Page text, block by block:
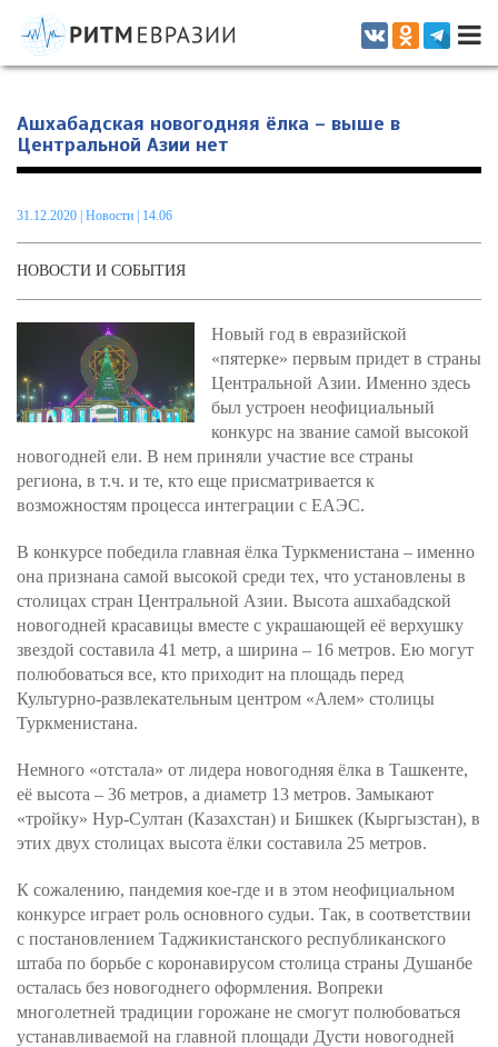
Информационно-аналитическое издание, посвященное актуальным
проблемам интеграции на постсоветском пространстве
Ашхабадская новогодняя ёлка – выше в
Центральной Азии нет
31.12.2020 Новости | 14.06
НОВОСТИ И СОБЫТИЯ
Новый год в евразийской
«пятерке» первым придет в страны
Центральной Азии. Именно здесь
был устроен неофициальный
конкурс на звание самой высокой
новогодней ели. В нем приняли участие все страны
региона, в т.ч. и те, кто еще присматривается к
возможностям процесса интеграции с ЕАЭС.
В конкурсе победила главная ёлка Туркменистана – именно
она признана самой высокой среди тех, что установлены в
столицах стран Центральной Азии. Высота ашхабадской
новогодней красавицы вместе с украшающей её верхушку
звездой составила 41 метр, а ширина – 16 метров. Ею могут
полюбоваться все, кто приходит на площадь перед
Культурно-развлекательным центром «Алем» столицы
Туркменистана.
Немного «отстала» от лидера новогодняя ёлка в Ташкенте,
её высота – 36 метров, а диаметр 13 метров. Замыкают
«тройку» Нур-Султан (Казахстан) и Бишкек (Кыргызстан), в
этих двух столицах высота ёлки составила 25 метров.
К сожалению, пандемия кое-где и в этом неофициальном
конкурсе играет роль основного судьи. Так, в соответствии
с постановлением Таджикистанского республиканского
штаба по борьбе с коронавирусом столица страны Душанбе
осталась без новогоднего оформления. Вопреки
многолетней традиции горожане не смогут полюбоваться
устанавливаемой на главной площади Дусти новогодней